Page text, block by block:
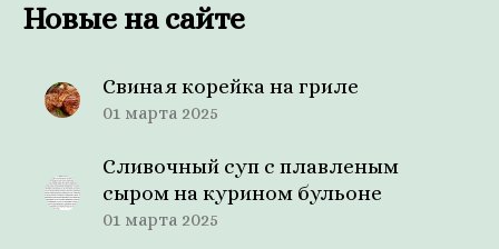
Новые на сайте
Свиная корейка на гриле
01 марта 2025
Сливочный суп с плавленым
сыром на курином бульоне
01 марта 2025